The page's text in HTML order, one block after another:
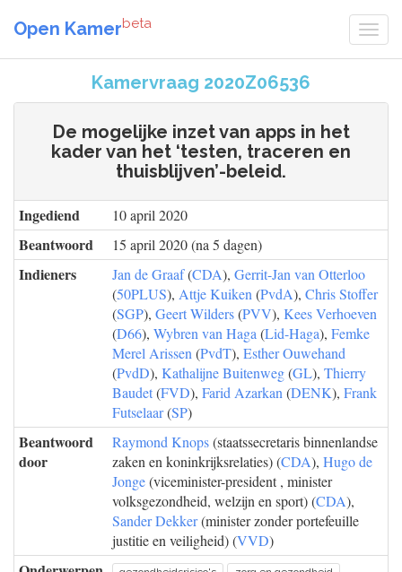
Open Kamerbeta
Kamervraag 2020Z06536
De mogelijke inzet van apps in het
kader van het ‘testen, traceren en
thuisblijven’-beleid.
Ingediend 10 april 2020
Beantwoord 15 april 2020 (na 5 dagen)
Indieners Jan de Graaf(CDA), Gerrit-Jan van Otterloo
(50PLUS), Attje Kuiken (PvdA), Chris Stoffer
(SGP), Geert Wilders(PVV), Kees Verhoeven
(D66), Wybren van Haga (Lid-Haga), Femke
Merel Arissen (PvdT), Esther Ouwehand
(PvdD), Kathalijne Buitenweg(GL), Thierry
Baudet(FVD), Farid Azarkan (DENK), Frank
Futselaar(SP)
Beantwoord
door
Raymond Knops(staatssecretaris binnenlandse
zaken en koninkrijksrelaties) (CDA), Hugo de
Jonge(viceminister-president , minister
volksgezondheid, welzijn en sport) (CDA),
Sander Dekker(minister zonder portefeuille
justitie en veiligheid) (VVD)